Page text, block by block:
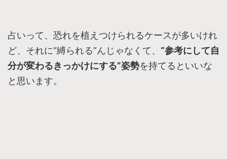
占いって、恐れを植えつけられるケースが多いけれ
ど、それに“縛られる”んじゃなくて、 “参考にして自
分が変わるきっかけにする”姿勢を持てるといいな
と思います。